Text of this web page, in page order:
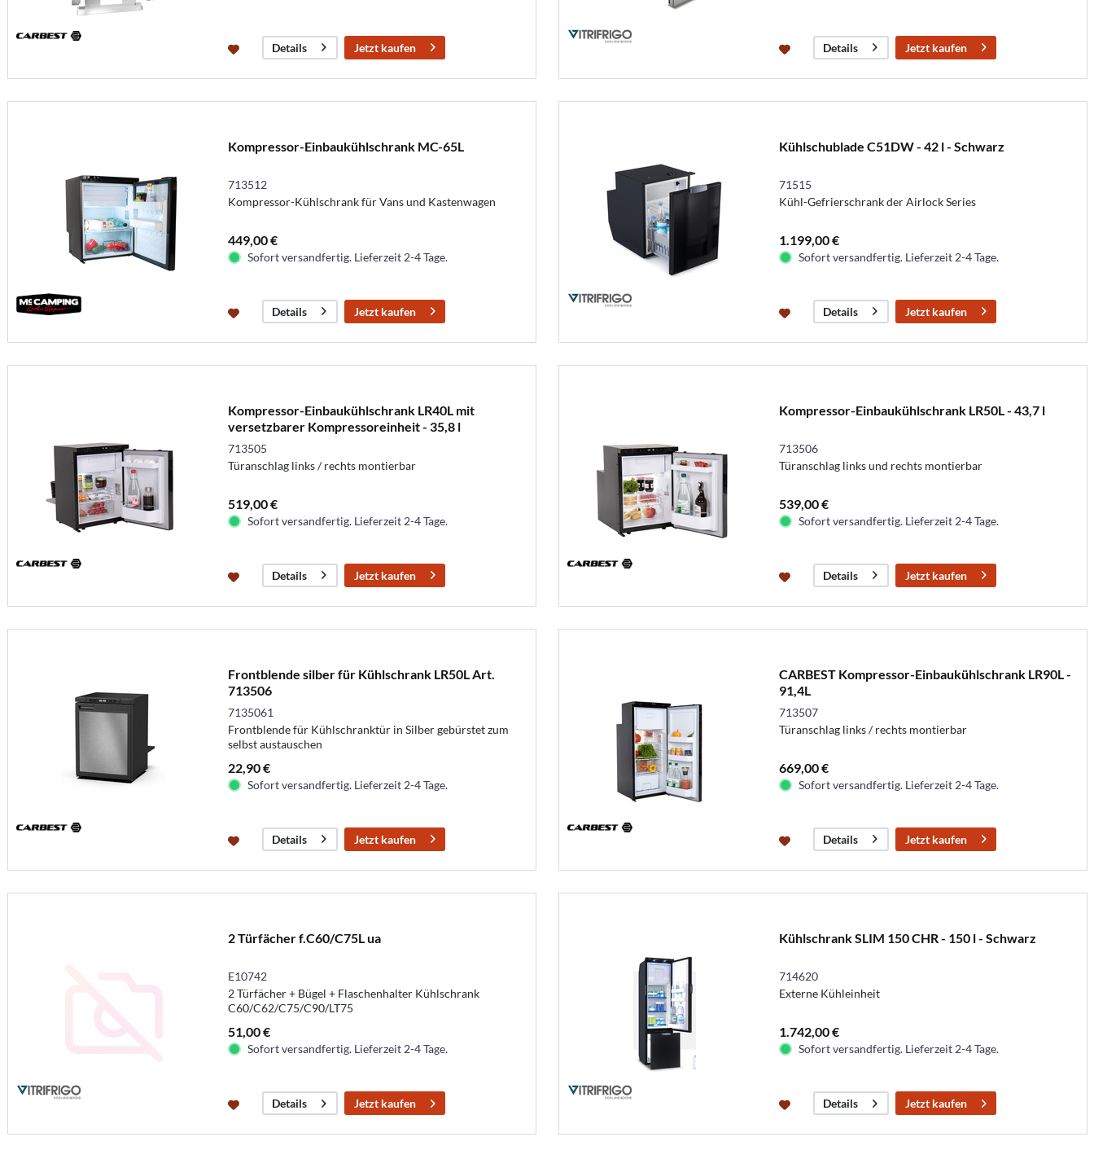
Details Jetzt kaufen Details Jetzt kaufen
Kompressor-Einbaukühlschrank MC-65L
713512
Kompressor-Kühlschrank für Vans und Kastenwagen
449,00 €
Sofort versandfertig. Lieferzeit 2-4 Tage.
Details Jetzt kaufen
Kühlschublade C51DW - 42 l - Schwarz
71515
Kühl-Gefrierschrank der Airlock Series
1.199,00 €
Sofort versandfertig. Lieferzeit 2-4 Tage.
Details Jetzt kaufen
Kompressor-Einbaukühlschrank LR40L mit
versetzbarer Kompressoreinheit - 35,8 l
713505
Türanschlag links / rechts montierbar
519,00 €
Sofort versandfertig. Lieferzeit 2-4 Tage.
Details Jetzt kaufen
Kompressor-Einbaukühlschrank LR50L - 43,7 l
713506
Türanschlag links und rechts montierbar
539,00 €
Sofort versandfertig. Lieferzeit 2-4 Tage.
Details Jetzt kaufen
Frontblende silber für Kühlschrank LR50L Art.
713506
7135061
Frontblende für Kühlschranktür in Silber gebürstet zum
selbst austauschen
22,90 €
Sofort versandfertig. Lieferzeit 2-4 Tage.
Details Jetzt kaufen
CARBEST Kompressor-Einbaukühlschrank LR90L -
91,4L
713507
Türanschlag links / rechts montierbar
669,00 €
Sofort versandfertig. Lieferzeit 2-4 Tage.
Details Jetzt kaufen
2 Türfächer f.C60/C75L ua
E10742
2 Türfächer + Bügel + Flaschenhalter Kühlschrank
C60/C62/C75/C90/LT75
51,00 €
Sofort versandfertig. Lieferzeit 2-4 Tage.
Details Jetzt kaufen
Kühlschrank SLIM 150 CHR - 150 l - Schwarz
714620
Externe Kühleinheit
1.742,00 €
Sofort versandfertig. Lieferzeit 2-4 Tage.
Details Jetzt kaufen